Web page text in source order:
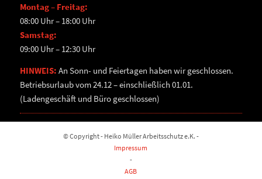
Montag – Freitag:
08:00 Uhr – 18:00 Uhr
Samstag:
09:00 Uhr – 12:30 Uhr
HINWEIS: An Sonn- und Feiertagen haben wir geschlossen.
Betriebsurlaub vom 24.12 – einschließlich 01.01.
(Ladengeschäft und Büro geschlossen)
© Copyright - Heiko Müller Arbeitsschutz e.K. -
Impressum
-
AGB